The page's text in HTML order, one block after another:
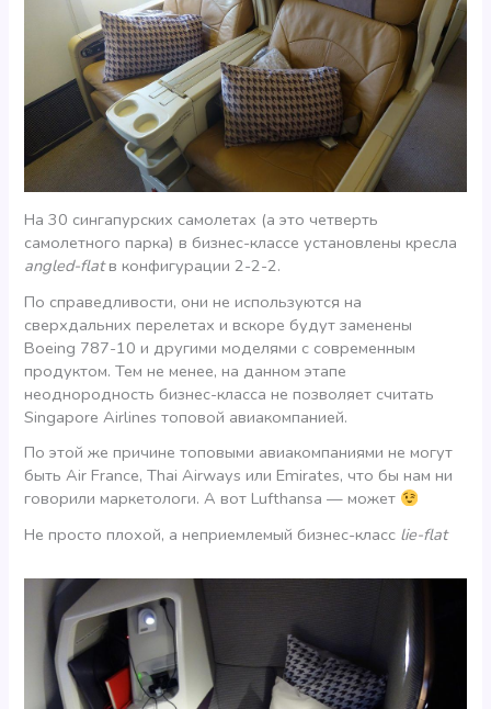
На 30 сингапурских самолетах (а это четверть
самолетного парка) в бизнес-классе установлены кресла
angled-flatв конфигурации 2-2-2.
По справедливости, они не используются на
сверхдальних перелетах и вскоре будут заменены
Boeing 787-10 и другими моделями с современным
продуктом. Тем не менее, на данном этапе
неоднородность бизнес-класса не позволяет считать
Singapore Airlines топовой авиакомпанией.
По этой же причине топовыми авиакомпаниями не могут
быть Air France, Thai Airways или Emirates, что бы нам ни
говорили маркетологи. А вот Lufthansa — может
Не просто плохой, а неприемлемый бизнес-класс lie-flat